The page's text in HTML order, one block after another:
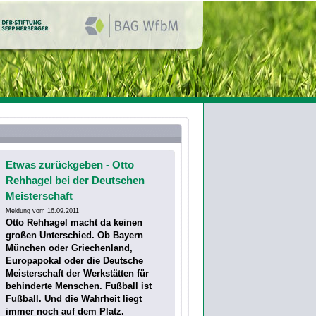
Etwas zurückgeben - Otto
Rehhagel bei der Deutschen
Meisterschaft
Meldung vom 16.09.2011
Otto Rehhagel macht da keinen
großen Unterschied. Ob Bayern
München oder Griechenland,
Europapokal oder die Deutsche
Meisterschaft der Werkstätten für
behinderte Menschen. Fußball ist
Fußball. Und die Wahrheit liegt
immer noch auf dem Platz.